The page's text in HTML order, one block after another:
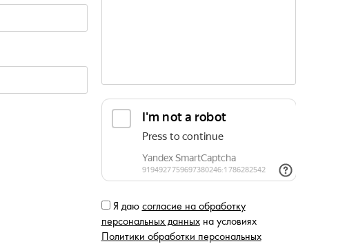
Я даю согласие на обработку
персональных данныхна условиях
Политики обработки персональных